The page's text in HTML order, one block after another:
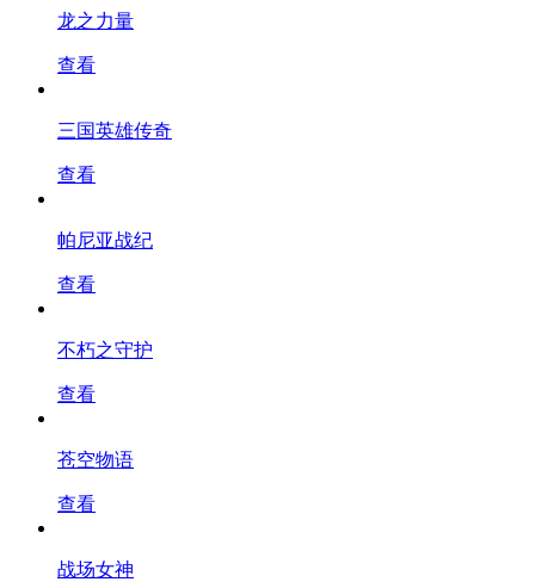
龙之力量
查看
三国英雄传奇
查看
帕尼亚战纪
查看
不朽之守护
查看
苍空物语
查看
战场女神